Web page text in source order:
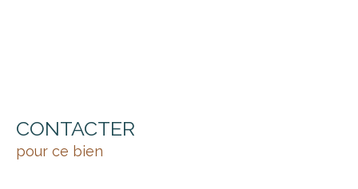
CONTACTER
pour ce bien